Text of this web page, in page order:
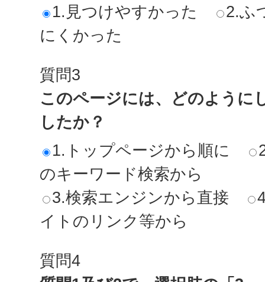
1.見つけやすかった
2.ふ
にくかった
質問3
このページには、どのように
したか？
1.トップページから順に
のキーワード検索から
3.検索エンジンから直接
イトのリンク等から
質問4